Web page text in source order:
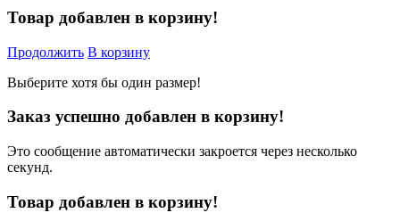
Товар добавлен в корзину!
Продолжить В корзину
Выберите хотя бы один размер!
Заказ успешно добавлен в корзину!
Это сообщение автоматически закроется через несколько
секунд.
Товар добавлен в корзину!